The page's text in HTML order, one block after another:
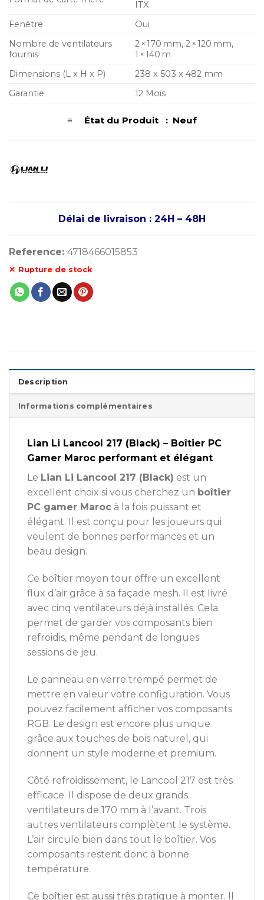
ITX
Fenêtre
Oui
Nombre de ventilateurs
fournis
2 × 170 mm, 2 × 120 mm,
1 × 140 m
Dimensions (L x H x P)
238 x 503 x 482 mm
Garantie
12 Mois
≡ État du Produit : Neuf
Délai de livraison : 24H – 48H
Reference: 4718466015853
Rupture de stock
Description
Informations complémentaires
Lian Li Lancool 217 (Black) – Boîtier PC
Gamer Maroc performant et élégant
Le Lian Li Lancool 217 (Black) est un
excellent choix si vous cherchez un boîtier
PC gamer Maroc à la fois puissant et
élégant. Il est conçu pour les joueurs qui
veulent de bonnes performances et un
beau design.
Ce boîtier moyen tour offre un excellent
flux d’air grâce à sa façade mesh. Il est livré
avec cinq ventilateurs déjà installés. Cela
permet de garder vos composants bien
refroidis, même pendant de longues
sessions de jeu.
Le panneau en verre trempé permet de
mettre en valeur votre configuration. Vous
pouvez facilement afficher vos composants
RGB. Le design est encore plus unique
grâce aux touches de bois naturel, qui
donnent un style moderne et premium.
Côté refroidissement, le Lancool 217 est très
efficace. Il dispose de deux grands
ventilateurs de 170 mm à l’avant. Trois
autres ventilateurs complètent le système.
L’air circule bien dans tout le boîtier. Vos
composants restent donc à bonne
température.
Ce boîtier est aussi très pratique à monter. Il